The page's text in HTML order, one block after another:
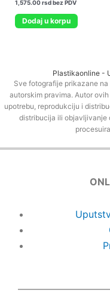
1,575.00rsdbez PDV
Dodaj u korpu
Plastikaonline -
Sve fotografije prikazane
autorskim pravima. Autor
upotrebu, reprodukciju i
distribucija ili objavljivanje